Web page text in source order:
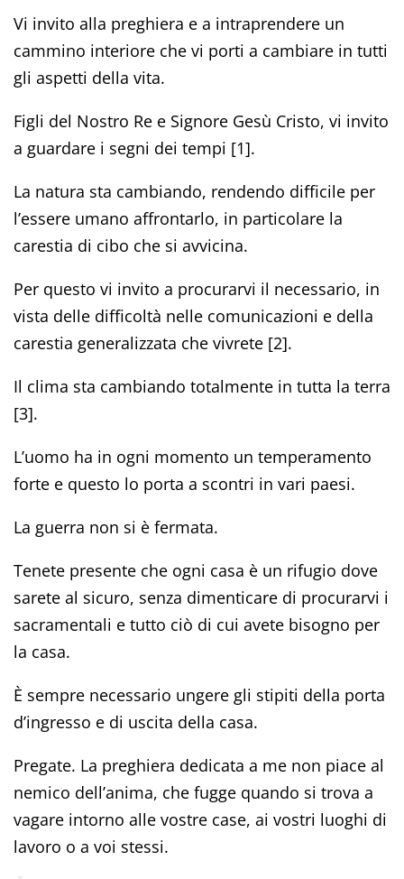
Vi invito alla preghiera e a intraprendere un
cammino interiore che vi porti a cambiare in tutti
gli aspetti della vita.
Figli del Nostro Re e Signore Gesù Cristo, vi invito
a guardare i segni dei tempi [1].
La natura sta cambiando, rendendo difficile per
l’essere umano affrontarlo, in particolare la
carestia di cibo che si avvicina.
Per questo vi invito a procurarvi il necessario, in
vista delle difficoltà nelle comunicazioni e della
carestia generalizzata che vivrete [2].
Il clima sta cambiando totalmente in tutta la terra
[3].
L’uomo ha in ogni momento un temperamento
forte e questo lo porta a scontri in vari paesi.
La guerra non si è fermata.
Tenete presente che ogni casa è un rifugio dove
sarete al sicuro, senza dimenticare di procurarvi i
sacramentali e tutto ciò di cui avete bisogno per
la casa.
È sempre necessario ungere gli stipiti della porta
d’ingresso e di uscita della casa.
Pregate. La preghiera dedicata a me non piace al
nemico dell’anima, che fugge quando si trova a
vagare intorno alle vostre case, ai vostri luoghi di
lavoro o a voi stessi.